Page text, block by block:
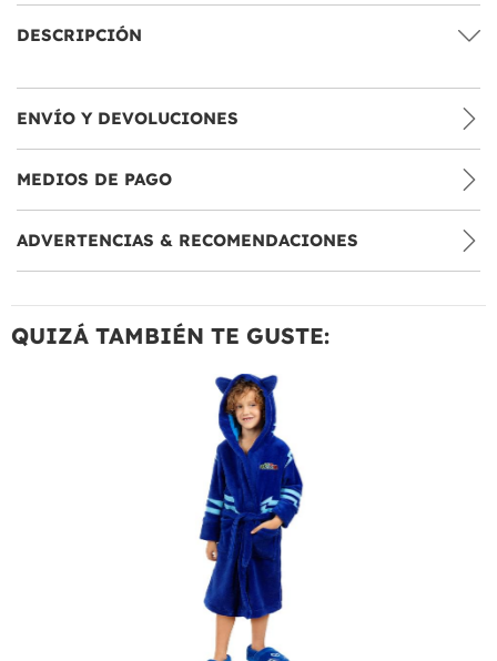
DESCRIPCIÓN
ENVÍO Y DEVOLUCIONES
MEDIOS DE PAGO
ADVERTENCIAS & RECOMENDACIONES
QUIZÁ TAMBIÉN TE GUSTE: